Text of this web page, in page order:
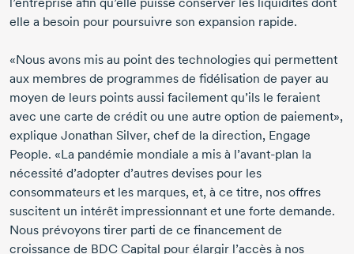
elle a besoin pour poursuivre son expansion rapide.
«Nous avons mis au point des technologies qui permettent
aux membres de programmes de fidélisation de payer au
moyen de leurs points aussi facilement qu’ils le feraient
avec une carte de crédit ou une autre option de paiement»,
explique Jonathan Silver, chef de la direction, Engage
People. «La pandémie mondiale a mis à l’avant-plan la
nécessité d’adopter d’autres devises pour les
consommateurs et les marques, et, à ce titre, nos offres
suscitent un intérêt impressionnant et une forte demande.
Nous prévoyons tirer parti de ce financement de
croissance de BDC Capital pour élargir l’accès à nos